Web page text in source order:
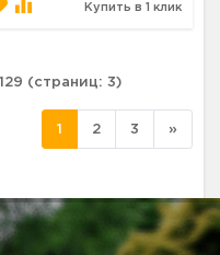
Купить в 1 клик
(страниц: 3)
1 2 3 »